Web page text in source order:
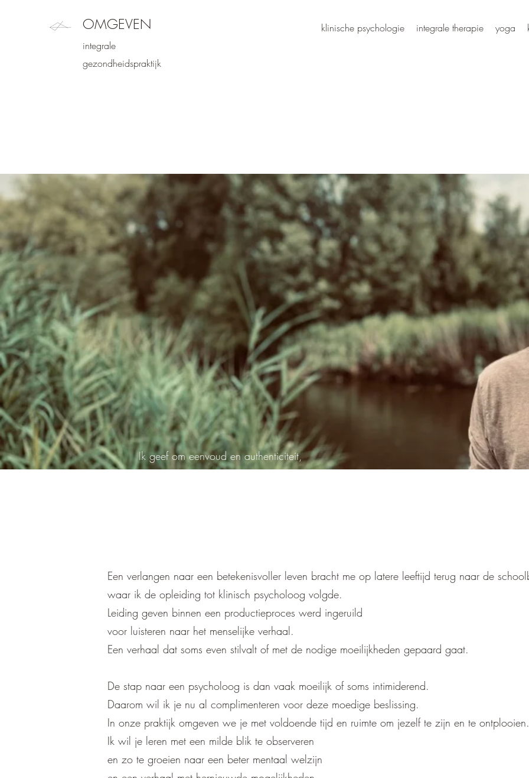
OMGEVEN
integrale
gezondheidspraktijk
klinische psychologie integrale therapie yoga
Ik geef om eenvoud en authenticiteit,
om beweging en vrijheid.
Een verlangen naar een betekenisvoller leven bracht me op latere leeftijd terug naar de
waar ik de opleiding tot klinisch psycholoog volgde.
Leiding geven binnen een productieproces werd ingeruild
voor luisteren naar het menselijke verhaal.
Een verhaal dat soms even stilvalt of met de nodige moeilijkheden gepaard gaat.
De stap naar een psycholoog is dan vaak moeilijk of soms intimiderend.
Daarom wil ik je nu al complimenteren voor deze moedige beslissing.
In onze praktijk omgeven we je met voldoende tijd en ruimte om jezelf te zijn en te ontplooien.
Ik wil je leren met een milde blik te observeren
en zo te groeien naar een beter mentaal welzijn